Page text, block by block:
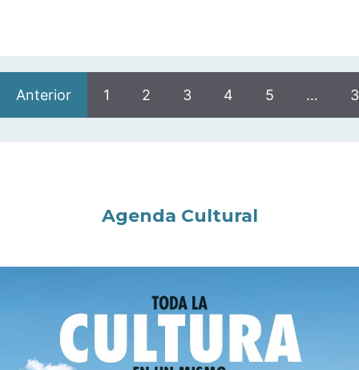
Anterior 1 2 3 4 5 …
Agenda Cultural